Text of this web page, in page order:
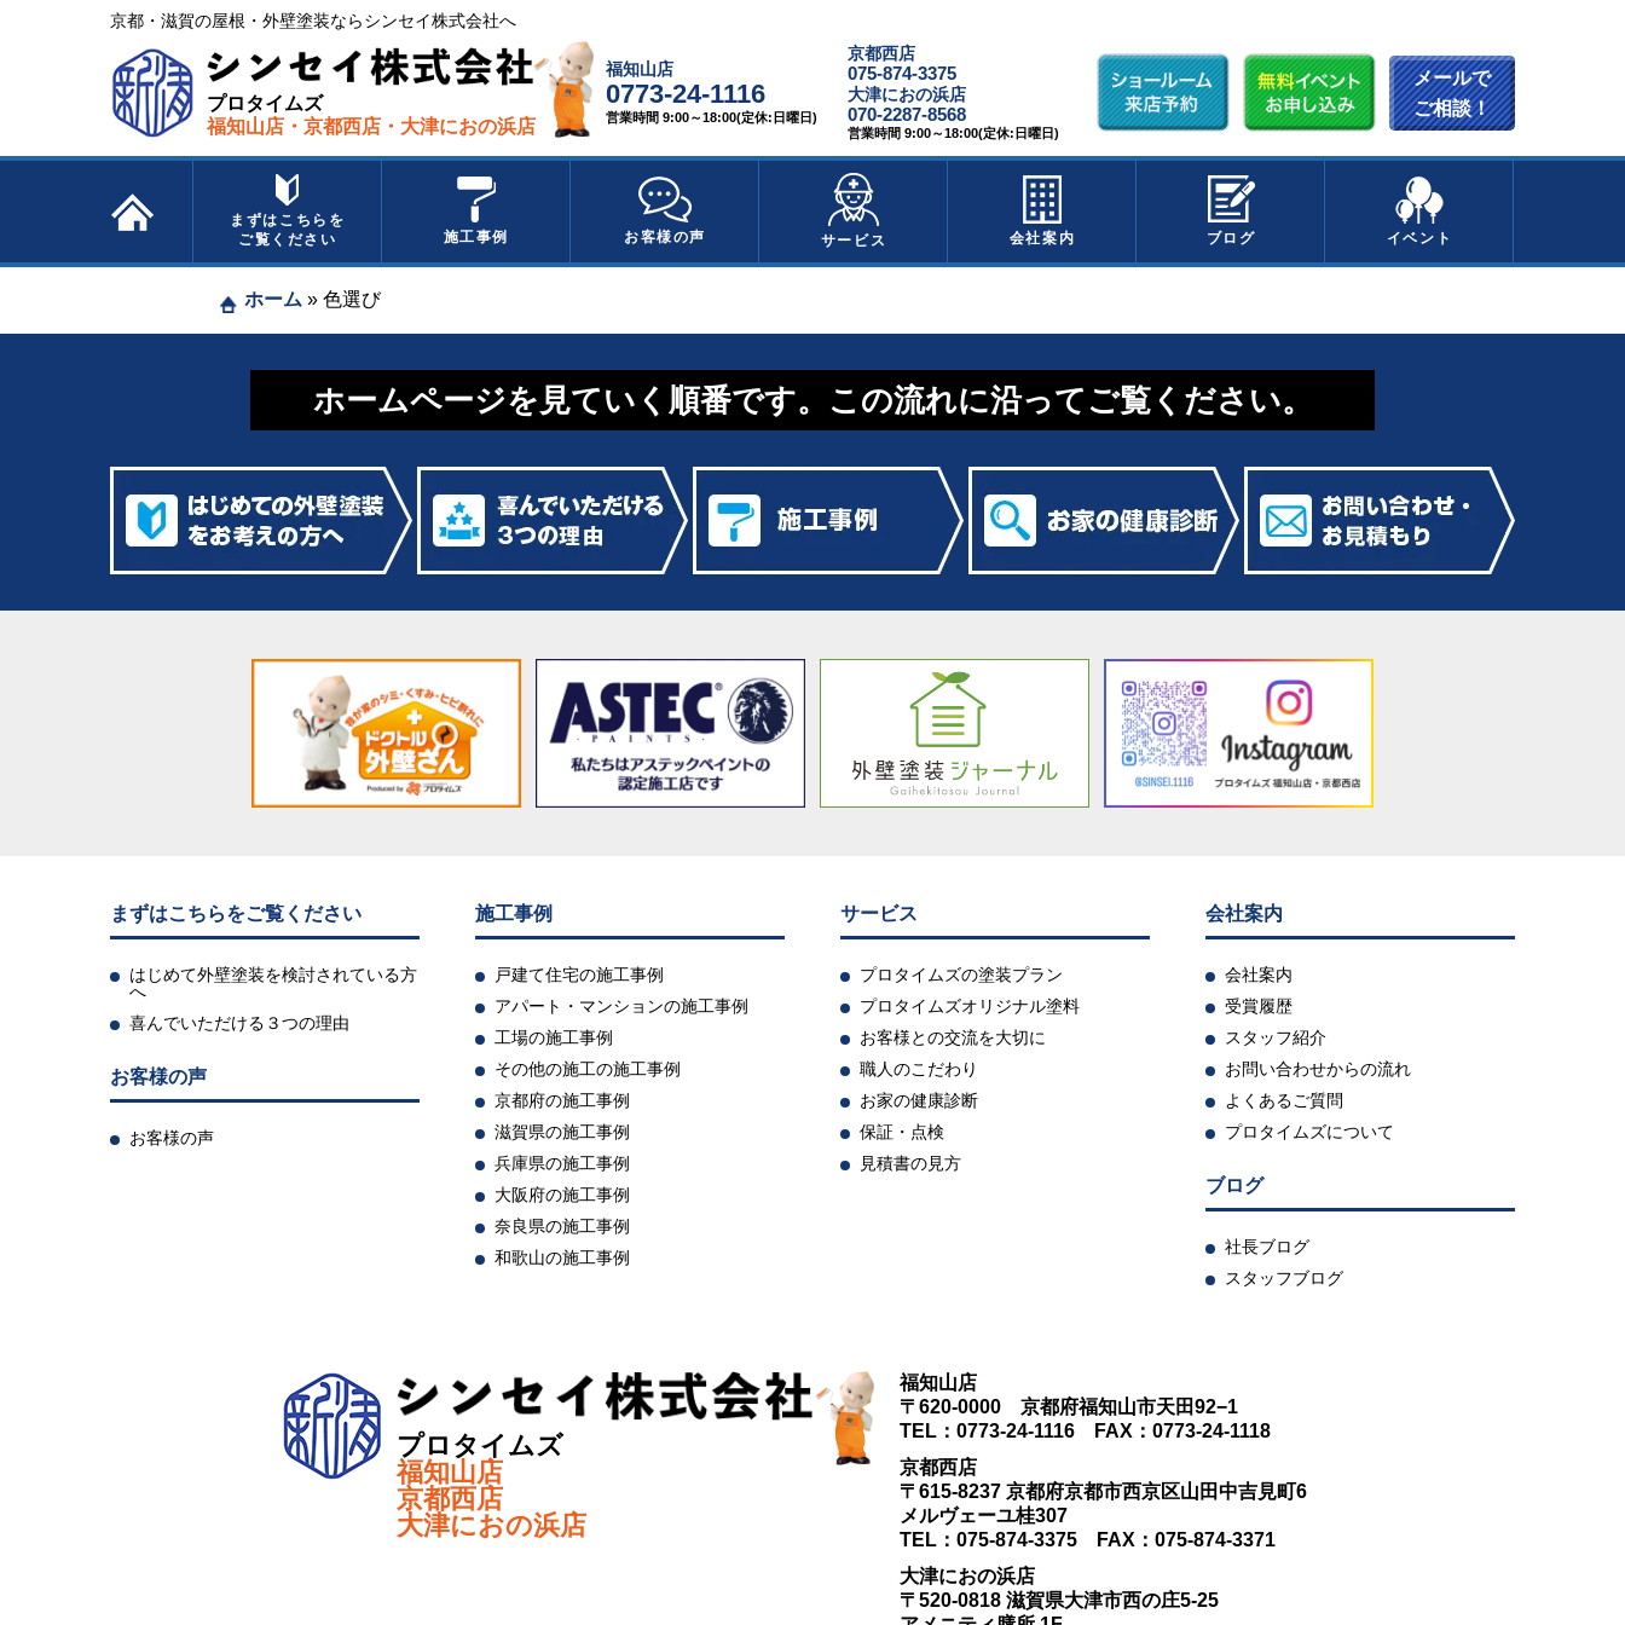
京都・滋賀の屋根・外壁塗装ならシンセイ株式会社へ​ ​
プロタイムズ
福知山店・京都西店・大津におの浜店
福知山店
0773-24-1116
営業時間 9:00～18:00(定休:日曜日)
京都西店
075-874-3375
大津におの浜店
070-2287-8568
営業時間 9:00～18:00(定休:日曜日)
メールで
ご相談！
まずはこちらを
ご覧ください
施工事例 お客様の声 サービス 会社案内 ブログ イベント
ホーム » 色選び
ホームページを見ていく順番です。この流れに沿ってご覧ください。
まずはこちらをご覧ください
はじめて外壁塗装を検討されている方
へ
喜んでいただける３つの理由
お客様の声
お客様の声
施工事例
戸建て住宅の施工事例
アパート・マンションの施工事例
工場の施工事例
その他の施工の施工事例
京都府の施工事例
滋賀県の施工事例
兵庫県の施工事例
大阪府の施工事例
奈良県の施工事例
和歌山の施工事例
サービス
プロタイムズの塗装プラン
プロタイムズオリジナル塗料
お客様との交流を大切に
職人のこだわり
お家の健康診断
保証・点検
見積書の見方
会社案内
会社案内
受賞履歴
スタッフ紹介
お問い合わせからの流れ
よくあるご質問
プロタイムズについて
ブログ
社長ブログ
スタッフブログ
プロタイムズ
福知山店
京都西店
大津におの浜店
福知山店
〒620-0000 京都府福知山市天田92−1
TEL：0773-24-1116 FAX：0773-24-1118
京都西店
〒615-8237 京都府京都市西京区山田中吉見町6
メルヴェーユ桂307
TEL：075-874-3375 FAX：075-874-3371
大津におの浜店
〒520-0818 滋賀県大津市西の庄5-25